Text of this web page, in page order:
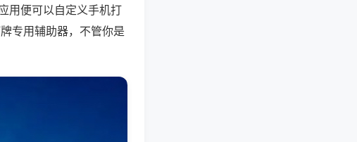
用便可以自定义手机打
专用辅助器，不管你是